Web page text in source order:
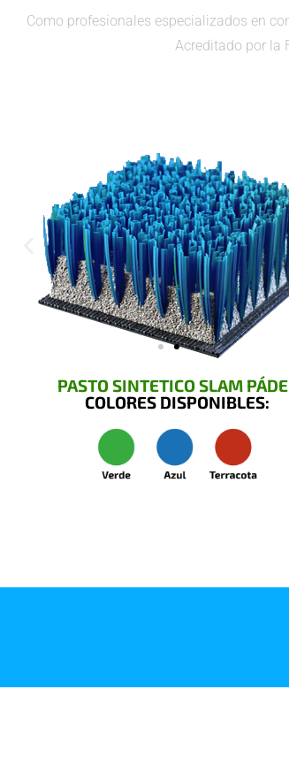
Como profesionales especializados en
Acreditado por la
PASTO SINTETICO SLAM
COLORES DISPONIBLES: